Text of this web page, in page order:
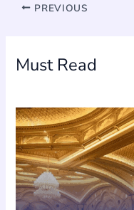
PREVIOUS
Must Read